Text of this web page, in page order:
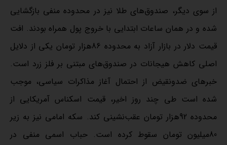
از سوی دیگر، صندوق‌‌های طلا نیز در محدوده منفی بازگشایی
شده و در همان ساعات ابتدایی با خروج پول همراه بودند. افت
قیمت دلار در بازار آزاد به محدوده 86هزار تومان یکی از دلایل
اصلی کاهش هیجانات در صندوق‌‌های مبتنی بر فلز زرد است.
خبرهای ضدونقیض از احتمال آغاز مذاکرات سیاسی، موجب
شده است طی چند روز اخیر، قیمت اسکناس آمریکایی از
محدوده 92هزار تومان عقب‌‌نشینی کند. سکه امامی نیز به زیر
80میلیون تومان سقوط کرده است. حباب اسمی منفی در